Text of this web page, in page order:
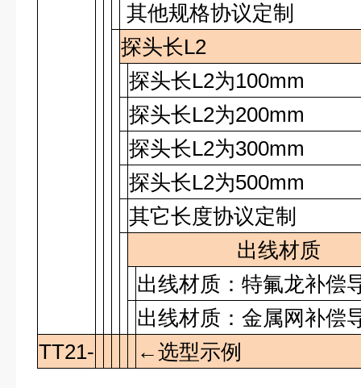
其他规格协议定制
探头长L2
探头长L2为100mm
探头长L2为200mm
探头长L2为300mm
探头长L2为500mm
其它长度协议定制
出线材质
出线材质：特氟龙补偿
出线材质：金属网补偿
TT21-
←选型示例